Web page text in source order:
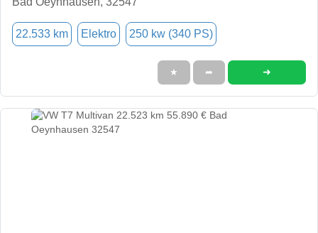
22.533 km Elektro 250 kw (340 PS)
★ ➦ ➜